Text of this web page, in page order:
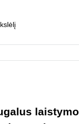
laistymo